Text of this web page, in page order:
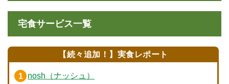
宅食サービス一覧
【続々追加！】実食レポート
nosh（ナッシュ）